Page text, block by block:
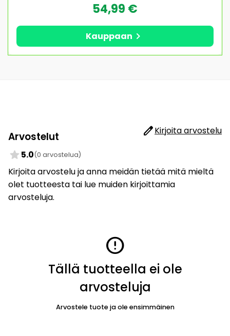
54,99 €
Kauppaan chevron_right
Arvostelut editKirjoita arvostelu
star 5.0(0 arvostelua)
Kirjoita arvostelu ja anna meidän tietää mitä mieltä
olet tuotteesta tai lue muiden kirjoittamia
arvosteluja.
error
Tällä tuotteella ei ole
arvosteluja
Arvostele tuote ja ole ensimmäinen